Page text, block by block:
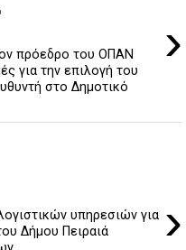
›
πρόεδρο του ΟΠΑΝ
για την επιλογή του
στο Δημοτικό
›
υπηρεσιών για
Δήμου Πειραιά